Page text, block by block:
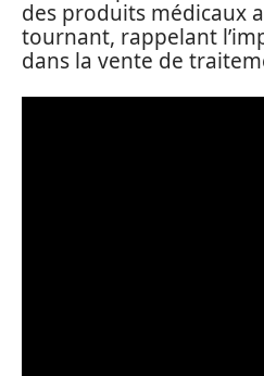
des produits médicaux
tournant, rappelant
dans la vente de